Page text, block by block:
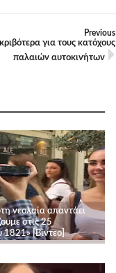
Previous
για τους κατόχους
παλαιών αυτοκινήτων
νεολαία απαντάει
στις 25
1821» [Βίντεο]